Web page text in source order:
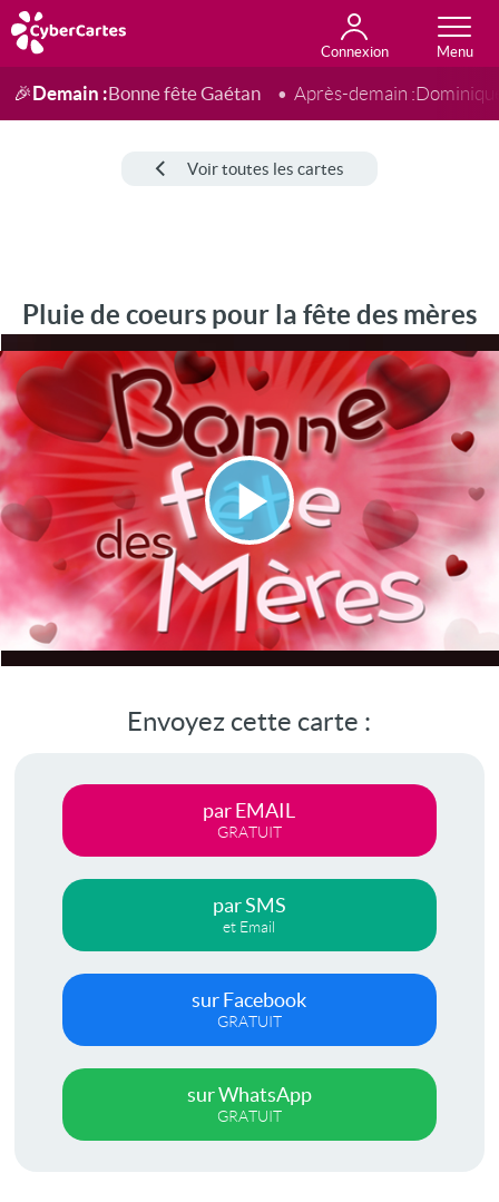
Connexion
Anniversaire
Fête du jour
Amour
Amitié
Merci
Toutes les cartes
🎉Demain :Bonne fête Gaétan Après-demain :
Voir toutes les cartes
Pluie de coeurs pour la fête des mères
Lire
la
vidéo
Envoyez cette carte :
par EMAIL
GRATUIT
par SMS
et Email
sur Facebook
GRATUIT
sur WhatsApp
GRATUIT